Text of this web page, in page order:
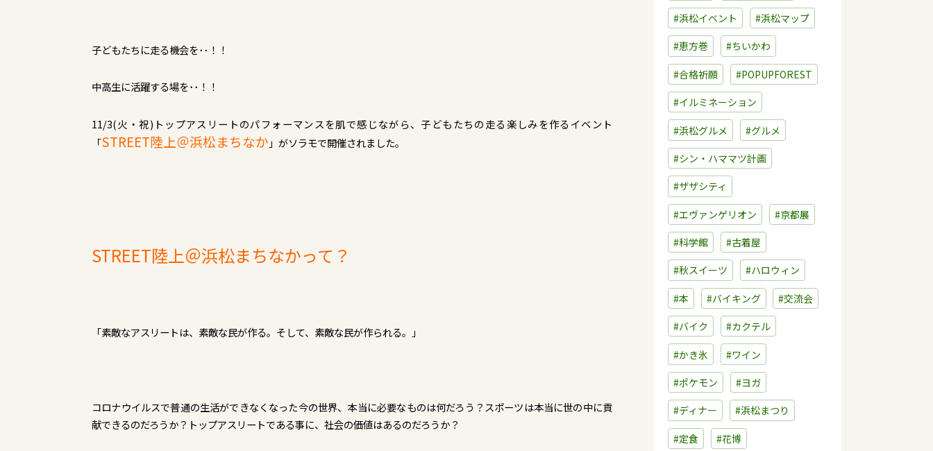
子どもたちに走る機会を･･！！
中高生に活躍する場を･･！！
11/3(火・祝)トップアスリートのパフォーマンスを肌で感じながら、子どもたちの走る楽しみを作るイベント
「STREET陸上＠浜松まちなか 」がソラモで開催されました。
STREET陸上＠浜松まちなかって？
「素敵なアスリートは、素敵な民が作る。そして、素敵な民が作られる。」
コロナウイルスで普通の生活ができなくなった今の世界、本当に必要なものは何だろう？スポーツは本当に世の中に貢
献できるのだろうか？トップアスリートである事に、社会の価値はあるのだろうか？
#浜松イベント #浜松マップ
#恵方巻 #ちいかわ
#合格祈願 #POPUPFOREST
#イルミネーション
#浜松グルメ #グルメ
#シン・ハママツ計画
#ザザシティ
#エヴァンゲリオン #京都展
#科学館 #古着屋
#秋スイーツ #ハロウィン
#本 #バイキング #交流会
#バイク #カクテル
#かき氷 #ワイン
#ポケモン #ヨガ
#ディナー #浜松まつり
#定食 #花博